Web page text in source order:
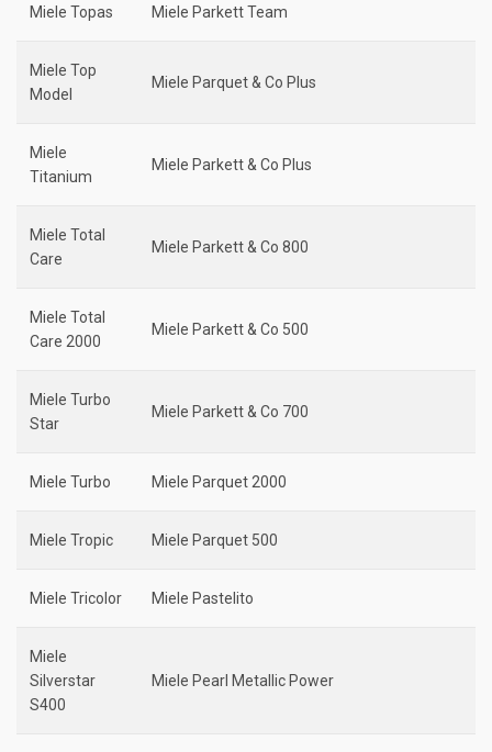
Miele Topas Miele Parkett Team
Miele Top
Model
Miele Parquet & Co Plus
Miele
Titanium
Miele Parkett & Co Plus
Miele Total
Care
Miele Parkett & Co 800
Miele Total
Care 2000
Miele Parkett & Co 500
Miele Turbo
Star
Miele Parkett & Co 700
Miele Turbo Miele Parquet 2000
Miele Tropic Miele Parquet 500
Miele Tricolor Miele Pastelito
Miele
Silverstar
S400
Miele Pearl Metallic Power